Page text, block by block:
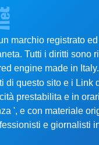
marchio registrato
Tutti i diritti sono
engine made in Italy.
di questo sito e i Link
prestabilita e in
', e con materiale
e giornalisti